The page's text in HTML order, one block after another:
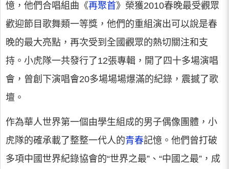
憶，他們合唱組曲《再聚首》榮獲2010春晚最受觀眾
歡迎節目歌舞類一等獎，他們的重組演出可以說是春
晚的最大亮點，再次受到全國觀眾的熱切關注和支
持。小虎隊一共發行了12張專輯，開了四十多場演唱
會，曾創下演唱會20多場場場爆滿的紀錄，震撼了歌
壇。
作為華人世界第一個由學生組成的男子偶像團體，小
虎隊的確承載了整整一代人的青春記憶。他們曾打破
多項中國世界紀錄協會的“世界之最”、“中國之最”，成